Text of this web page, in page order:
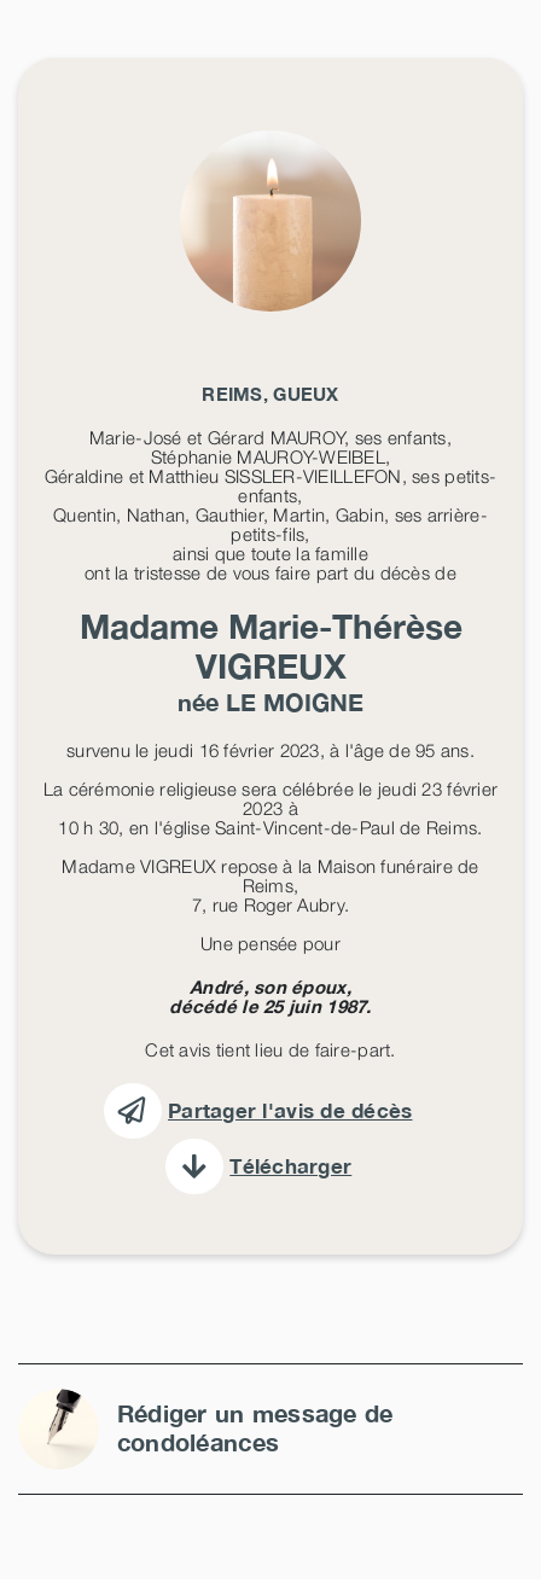
REIMS, GUEUX
Marie-José et Gérard MAUROY, ses enfants,
Stéphanie MAUROY-WEIBEL,
Géraldine et Matthieu SISSLER-VIEILLEFON, ses petits-
enfants,
Quentin, Nathan, Gauthier, Martin, Gabin, ses arrière-
petits-fils,
ainsi que toute la famille
ont la tristesse de vous faire part du décès de
Madame Marie-Thérèse
VIGREUX
née LE MOIGNE
survenu le jeudi 16 février 2023, à l'âge de 95 ans.
La cérémonie religieuse sera célébrée le jeudi 23 février
2023 à
10 h 30, en l'église Saint-Vincent-de-Paul de Reims.
Madame VIGREUX repose à la Maison funéraire de
Reims,
7, rue Roger Aubry.
Une pensée pour
André, son époux,
décédé le 25 juin 1987.
Cet avis tient lieu de faire-part.
Partager l'avis de décès
Télécharger
Rédiger un message de
condoléances